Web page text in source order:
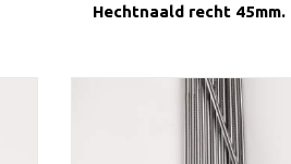
Hechtnaald recht 45mm.